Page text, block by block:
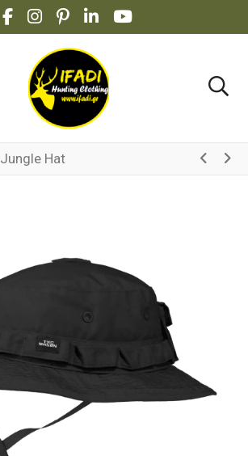
FACEBOOK SOCIAL LINK
INSTAGRAM SOCIAL LINK
PINTEREST SOCIAL LINK
LINKEDIN SOCIAL LINK
YOUTUBE SOCIAL
Jungle Hat